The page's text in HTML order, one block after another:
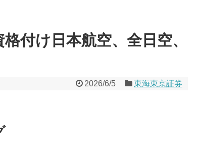
付け日本航空、全日空、
2026/6/5 東海東京証券